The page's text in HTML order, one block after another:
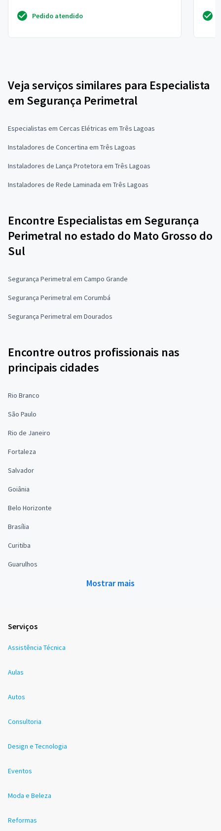
Pedido atendido
Veja serviços similares para Especialista
em Segurança Perimetral
Especialistas em Cercas Elétricas em Três Lagoas
Instaladores de Concertina em Três Lagoas
Instaladores de Lança Protetora em Três Lagoas
Instaladores de Rede Laminada em Três Lagoas
Encontre Especialistas em Segurança
Perimetral no estado do Mato Grosso do
Sul
Segurança Perimetral em Campo Grande
Segurança Perimetral em Corumbá
Segurança Perimetral em Dourados
Encontre outros profissionais nas
principais cidades
Rio Branco
São Paulo
Rio de Janeiro
Fortaleza
Salvador
Goiânia
Belo Horizonte
Brasília
Curitiba
Guarulhos
Mostrar mais
Serviços
Assistência Técnica
Aulas
Autos
Consultoria
Design e Tecnologia
Eventos
Moda e Beleza
Reformas